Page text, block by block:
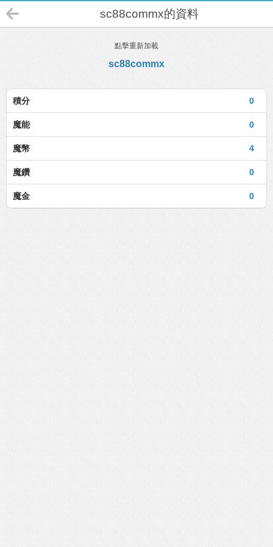
sc88commx的資料
點擊重新加載
sc88commx
0
積分
0
魔能
4
魔幣
0
魔鑽
0
魔金